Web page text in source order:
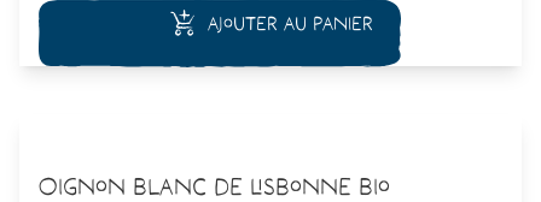
Ajouter au panier
Oignon Blanc de Lisbonne Bio